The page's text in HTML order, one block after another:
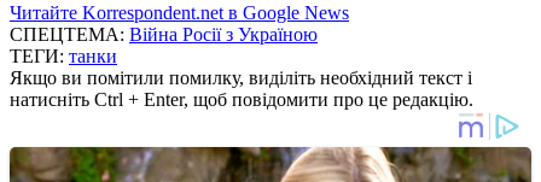
Читайте Korrespondent.net в Google News
СПЕЦТЕМА: Війна Росії з Україною
ТЕГИ: танки
Якщо ви помітили помилку, виділіть необхідний текст і
натисніть Ctrl + Enter, щоб повідомити про це редакцію.